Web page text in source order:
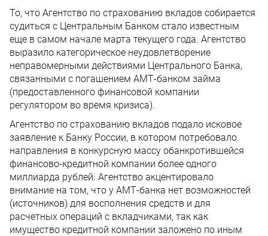
То, что Агентство по страхованию вкладов собирается
судиться с Центральным Банком стало известным
еще в самом начале марта текущего года. Агентство
выразило категорическое неудовлетворение
неправомерными действиями Центрального Банка,
связанными с погашением АМТ-банком займа
(предоставленного финансовой компании
регулятором во время кризиса).
Агентство по страхованию вкладов подало исковое
заявление к Банку России, в котором потребовало
направления в конкурсную массу обанкротившейся
финансово-кредитной компании более одного
миллиарда рублей. Агентство акцентировало
внимание на том, что у АМТ-банка нет возможностей
(источников) для восполнения средств и для
расчетных операций с вкладчиками, так как
имущество кредитной компании заложено по иным